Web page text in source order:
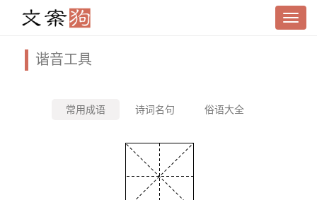
谐音工具
常用成语 诗词名句 俗语大全